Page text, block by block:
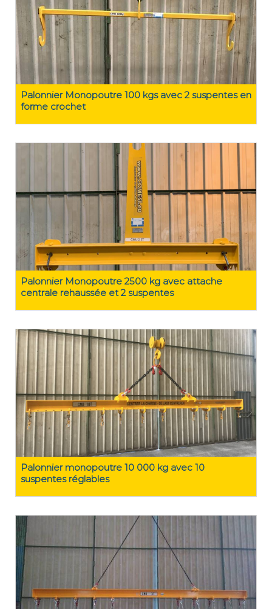
Palonnier Monopoutre 100 kgs avec 2 suspentes en
forme crochet
Palonnier Monopoutre 2500 kg avec attache
centrale rehaussée et 2 suspentes
Palonnier monopoutre 10 000 kg avec 10
suspentes réglables